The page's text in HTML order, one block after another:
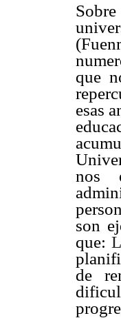
que
esas
nos
son
que: 
de